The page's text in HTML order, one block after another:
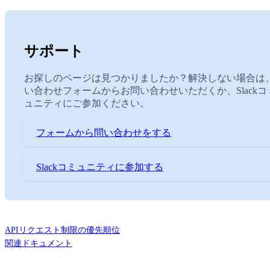
サポート
お探しのページは見つかりましたか？解決しない場合は
い合わせフォームからお問い合わせいただくか、Slackコ
ュニティにご参加ください。
フォームから問い合わせをする
Slackコミュニティに参加する
APIリクエスト制限の優先順位
関連ドキュメント